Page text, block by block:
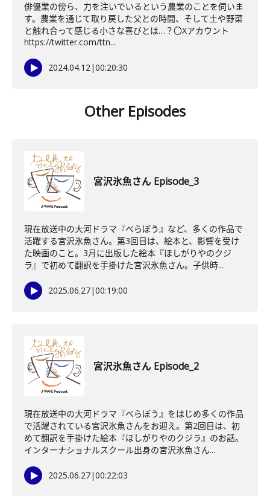
俳優業の傍ら、力を注いでいるという農業のことを伺いま
す。農業を通じて取り戻した父との時間、そして土や野菜
と触れ合って感じる小さな喜びとは…？〇Xアカウント
https://twitter.com/ttn...
2024.04.12|00:20:30
Other Episodes
宮沢氷魚さん Episode_3
現在放送中の大河ドラマ『べらぼう』など、多くの作品で
活躍する宮沢氷魚さん。第3回目は、絵本と、影響を受け
た映画のこと。3月に出版した絵本『ほしがりやのクジ
ラ』で初めて翻訳を手掛けた宮沢氷魚さん。子供時...
2025.06.27|00:19:00
宮沢氷魚さん Episode_2
現在放送中の大河ドラマ『べらぼう』をはじめ多くの作品
で活躍されている宮沢氷魚さんをお迎え。第2回目は、初
めて翻訳を手掛けた絵本『ほしがりやのクジラ』のお話。
インターナショナルスクール出身の宮沢氷魚さん...
2025.06.27|00:22:03